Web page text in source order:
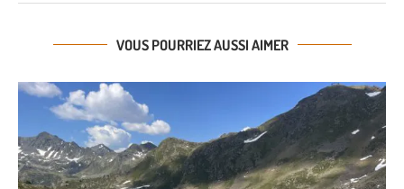
VOUS POURRIEZ AUSSI AIMER